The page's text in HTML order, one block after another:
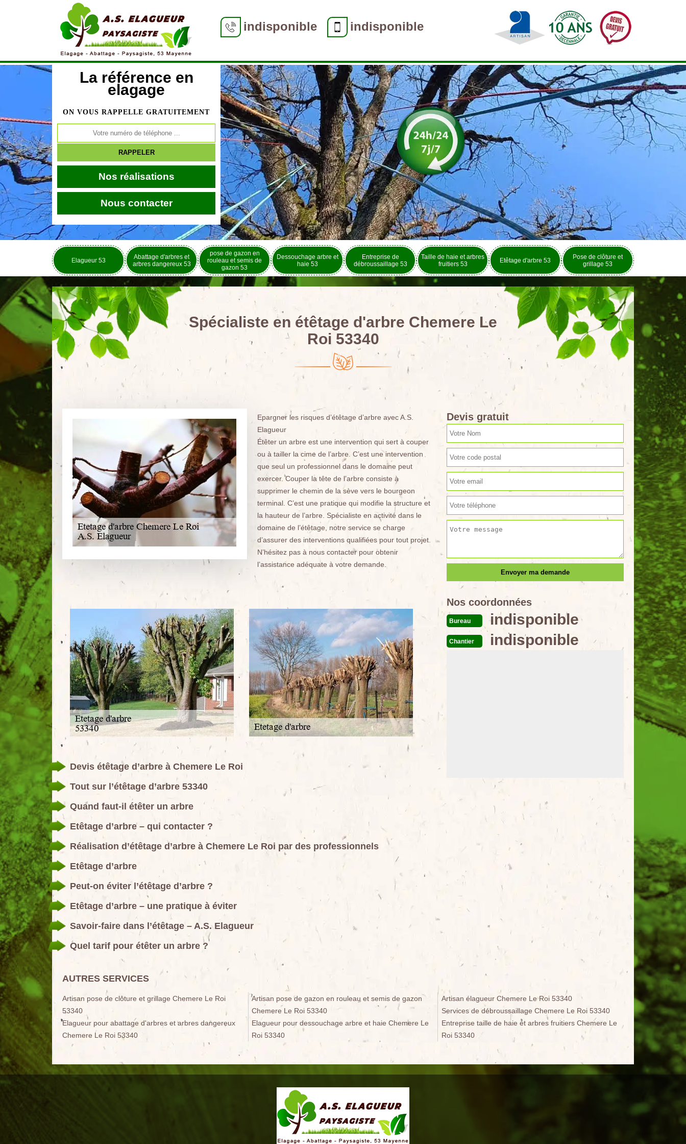
indisponible indisponible
La référence en
elagage
ON VOUS RAPPELLE GRATUITEMENT
Nos réalisations
Nous contacter
Elagueur 53
Abattage d'arbres et
arbres dangereux 53
pose de gazon en
rouleau et semis de
gazon 53
Dessouchage arbre et
haie 53
Entreprise de
débroussaillage 53
Taille de haie et arbres
fruitiers 53
Etêtage d'arbre 53
Pose de clôture et
grillage 53
Spécialiste en étêtage d'arbre Chemere Le
Roi 53340
Epargner les risques d’étêtage d’arbre avec A.S.
Elagueur
Étêter un arbre est une intervention qui sert à couper
ou à tailler la cime de l’arbre. C’est une intervention
que seul un professionnel dans le domaine peut
exercer. Couper la tête de l’arbre consiste à
supprimer le chemin de la sève vers le bourgeon
terminal. C’est une pratique qui modifie la structure et
la hauteur de l’arbre. Spécialiste en activité dans le
domaine de l’étêtage, notre service se charge
d’assurer des interventions qualifiées pour tout projet.
N’hésitez pas à nous contacter pour obtenir
l’assistance adéquate à votre demande.
Devis étêtage d’arbre à Chemere Le Roi
Tout sur l’étêtage d’arbre 53340
Quand faut-il étêter un arbre
Etêtage d’arbre – qui contacter ?
Réalisation d’étêtage d’arbre à Chemere Le Roi par des professionnels
Etêtage d’arbre
Peut-on éviter l’étêtage d’arbre ?
Etêtage d’arbre – une pratique à éviter
Savoir-faire dans l’étêtage – A.S. Elagueur
Quel tarif pour étêter un arbre ?
Devis gratuit
Nos coordonnées
Bureau indisponible
Chantier indisponible
AUTRES SERVICES
Artisan pose de clôture et grillage Chemere Le Roi
53340
Elagueur pour abattage d'arbres et arbres dangereux
Chemere Le Roi 53340
Artisan pose de gazon en rouleau et semis de gazon
Chemere Le Roi 53340
Elagueur pour dessouchage arbre et haie Chemere Le
Roi 53340
Artisan élagueur Chemere Le Roi 53340
Services de débroussaillage Chemere Le Roi 53340
Entreprise taille de haie et arbres fruitiers Chemere Le
Roi 53340